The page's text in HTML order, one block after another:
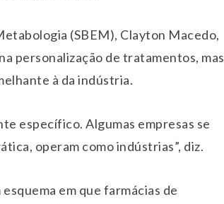
(SBEM), Clayton Macedo,
personalização de tratamentos, mas
à da indústria.
específico. Algumas empresas se
operam como indústrias”, diz.
em que farmácias de